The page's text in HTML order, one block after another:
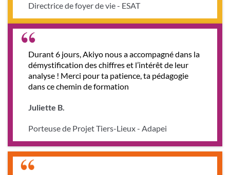
Directrice de foyer de vie - ESAT
Durant 6 jours, Akiyo nous a accompagné dans la
démystification des chiffres et l’intérêt de leur
analyse ! Merci pour ta patience, ta pédagogie
dans ce chemin de formation
Juliette B.
Porteuse de Projet Tiers-Lieux - Adapei